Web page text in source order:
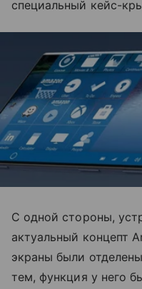
специальный кейс-
С одной стороны,
актуальный концепт
экраны были
тем, функция у него